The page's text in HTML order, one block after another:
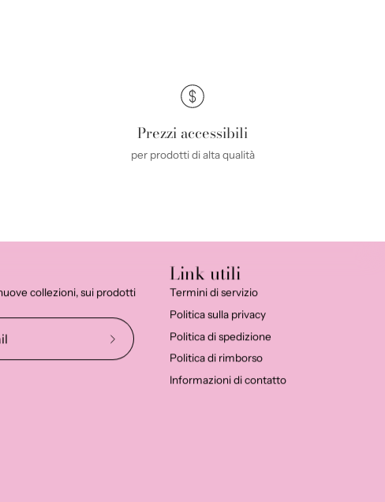
Prezzi accessibili
per prodotti di alta qualità
collezioni, sui prodotti
Iscriviti
Link utili
Termini di servizio
Politica sulla privacy
Politica di spedizione
Politica di rimborso
Informazioni di contatto